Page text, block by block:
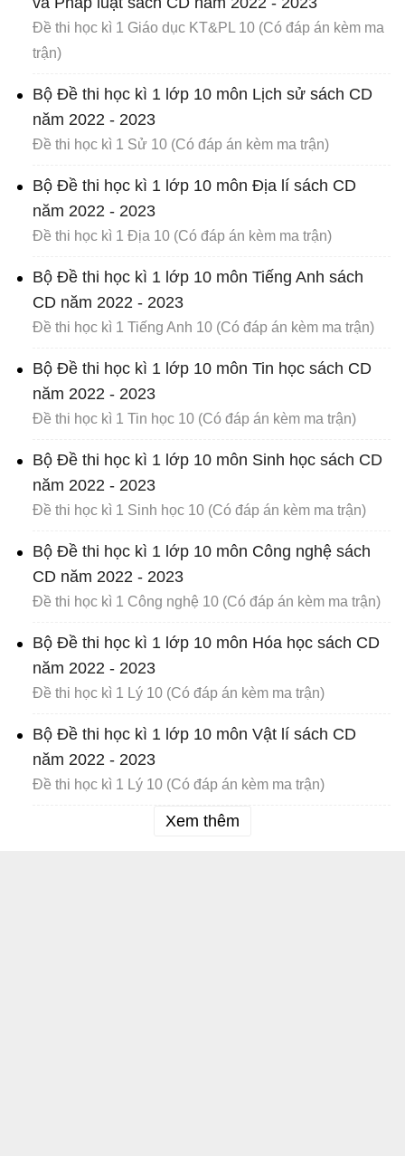
Đề thi học kì 1 Giáo dục KT&PL 10 (Có đáp án kèm ma
trận)
Bộ Đề thi học kì 1 lớp 10 môn Lịch sử sách CD
năm 2022 - 2023
Đề thi học kì 1 Sử 10 (Có đáp án kèm ma trận)
Bộ Đề thi học kì 1 lớp 10 môn Địa lí sách CD
năm 2022 - 2023
Đề thi học kì 1 Địa 10 (Có đáp án kèm ma trận)
Bộ Đề thi học kì 1 lớp 10 môn Tiếng Anh sách
CD năm 2022 - 2023
Đề thi học kì 1 Tiếng Anh 10 (Có đáp án kèm ma trận)
Bộ Đề thi học kì 1 lớp 10 môn Tin học sách CD
năm 2022 - 2023
Đề thi học kì 1 Tin học 10 (Có đáp án kèm ma trận)
Bộ Đề thi học kì 1 lớp 10 môn Sinh học sách CD
năm 2022 - 2023
Đề thi học kì 1 Sinh học 10 (Có đáp án kèm ma trận)
Bộ Đề thi học kì 1 lớp 10 môn Công nghệ sách
CD năm 2022 - 2023
Đề thi học kì 1 Công nghệ 10 (Có đáp án kèm ma trận)
Bộ Đề thi học kì 1 lớp 10 môn Hóa học sách CD
năm 2022 - 2023
Đề thi học kì 1 Lý 10 (Có đáp án kèm ma trận)
Bộ Đề thi học kì 1 lớp 10 môn Vật lí sách CD
năm 2022 - 2023
Đề thi học kì 1 Lý 10 (Có đáp án kèm ma trận)
Xem thêm